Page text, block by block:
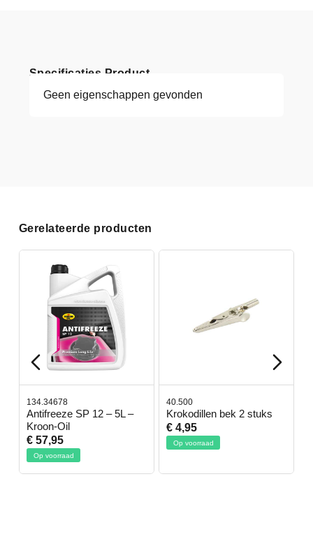
Specificaties Product
Geen eigenschappen gevonden
Gerelateerde producten
134.34678
Antifreeze SP 12 – 5L –
Kroon-Oil
€ 57,95
Op voorraad
40.500
Krokodillen bek 2 stuks
€ 4,95
Op voorraad